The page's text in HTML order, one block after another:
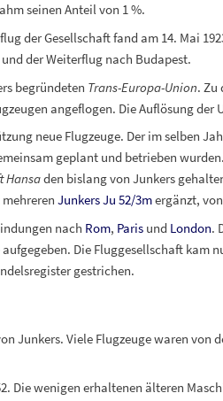
seinen Anteil von 1%.
der Gesellschaft fand am 14. Mai
der Weiterflug nach Budapest.
begründeten Trans-Europa-Union. Zu
angeflogen. Die Auflösung
neue Flugzeuge. Der im selben
geplant und betrieben
Hansaden bislang von Junkers
Junkers Ju 52/3mergänzt, von
nach Rom, Parisund London.
Die Fluggesellschaft
gestrichen.
Junkers. Viele Flugzeuge waren von
Die wenigen erhaltenen älteren